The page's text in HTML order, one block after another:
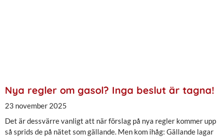
Nya regler om gasol? Inga beslut är tagna!
23 november 2025
Det är dessvärre vanligt att när förslag på nya regler kommer upp
så sprids de på nätet som gällande. Men kom ihåg: Gällande lagar